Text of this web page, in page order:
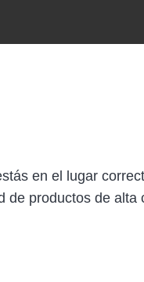
en el lugar
de productos de alta